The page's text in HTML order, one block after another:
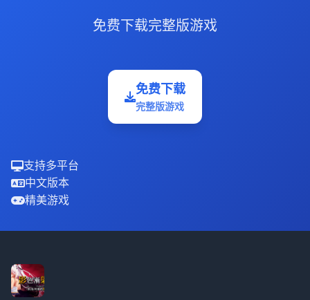
免费下载完整版游戏
免费下载
完整版游戏
支持多平台
中文版本
精美游戏